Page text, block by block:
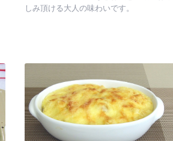
しみ頂ける大人の味わいです。